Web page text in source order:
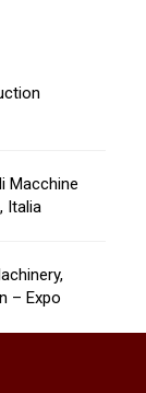
Macchine
Italia
– Expo